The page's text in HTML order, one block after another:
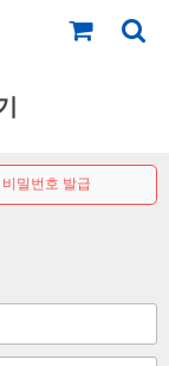
비밀번호 발급